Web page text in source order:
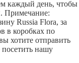
каждый день, чтобы
Примечание:
Russia Flora, за
в коробках по
хотите отправить
нашу